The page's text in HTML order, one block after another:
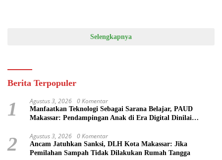
Selengkapnya
Berita Terpopuler
1 Agustus 3, 2026 0 Komentar
Manfaatkan Teknologi Sebagai Sarana Belajar, PAUD
Makassar: Pendampingan Anak di Era Digital Dinilai
2 Agustus 3, 2026 0 Komentar
Ancam Jatuhkan Sanksi, DLH Kota Makassar: Jika
Pemilahan Sampah Tidak Dilakukan Rumah Tangga